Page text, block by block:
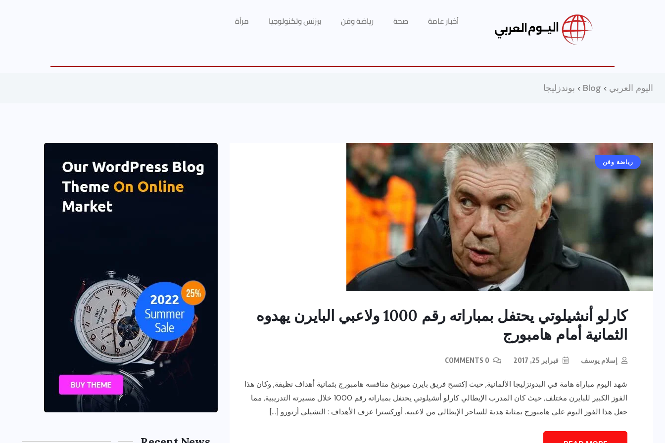
أخبار عامة صحة رياضة وفن بيزنس وتكنولوجيا مرأة
اليوم العربي >
Blog
> بوندزليجا
رياضة وفن
كارلو أنشيلوتي يحتفل بمباراته رقم 1000 ولاعبي البايرن يهدوه
الثمانية أمام هامبورج
إسلام يوسف فبراير 25, 2017
شهد اليوم مباراة هامة في البدونزليجا الألمانية, حيث إكتسح فريق بايرن ميونيخ منافسه هامبورج بثمانية أهداف نظيفة, وكان هذا
الفوز الكبير للبايرن مختلف, حيث كان المدرب الإيطالي كارلو أنشيلوتي يحتفل بمباراته رقم 1000 خلال مسيرته التدريبية, مما
جعل هذا الفوز اليوم علي هامبورج بمثابة هدية للساحر الإيطالي من لاعبيه. أوركسترا عزف الأهداف : التشيلي أرتورو […]